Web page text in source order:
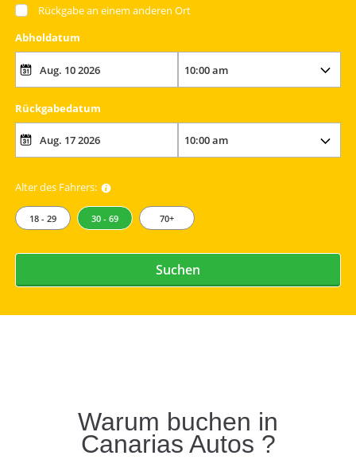
Rückgabe an einem anderen Ort
Abholdatum
Rückgabedatum
Alter des Fahrers:
18 - 29 30 - 69 70+
Suchen
Warum buchen in
Canarias Autos ?